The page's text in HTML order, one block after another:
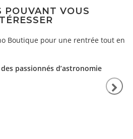
POUVANT VOUS
passionnés d’astronomie